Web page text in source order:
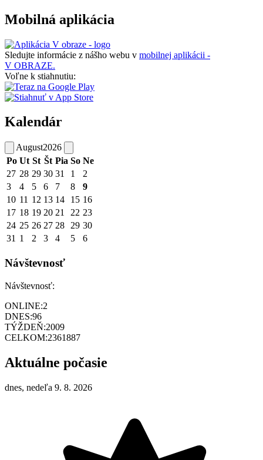
Mobilná aplikácia
Sledujte informácie z nášho webu v mobilnej aplikácii -
V OBRAZE.
Voľne k stiahnutiu:
Kalendár
August2026
Po Ut St Št Pia So Ne
27 28 29 30 31 1
2
3
4 5 6 7 8
9
10 11 12 13 14 15 16
17 18 19 20 21 22 23
24 25 26 27 28 29 30
31 1 2 3 4 5 6
Návštevnosť
Návštevnosť:
ONLINE:2
DNES:96
TÝŽDEŇ:2009
CELKOM:2361887
Aktuálne počasie
dnes, nedeľa 9. 8. 2026